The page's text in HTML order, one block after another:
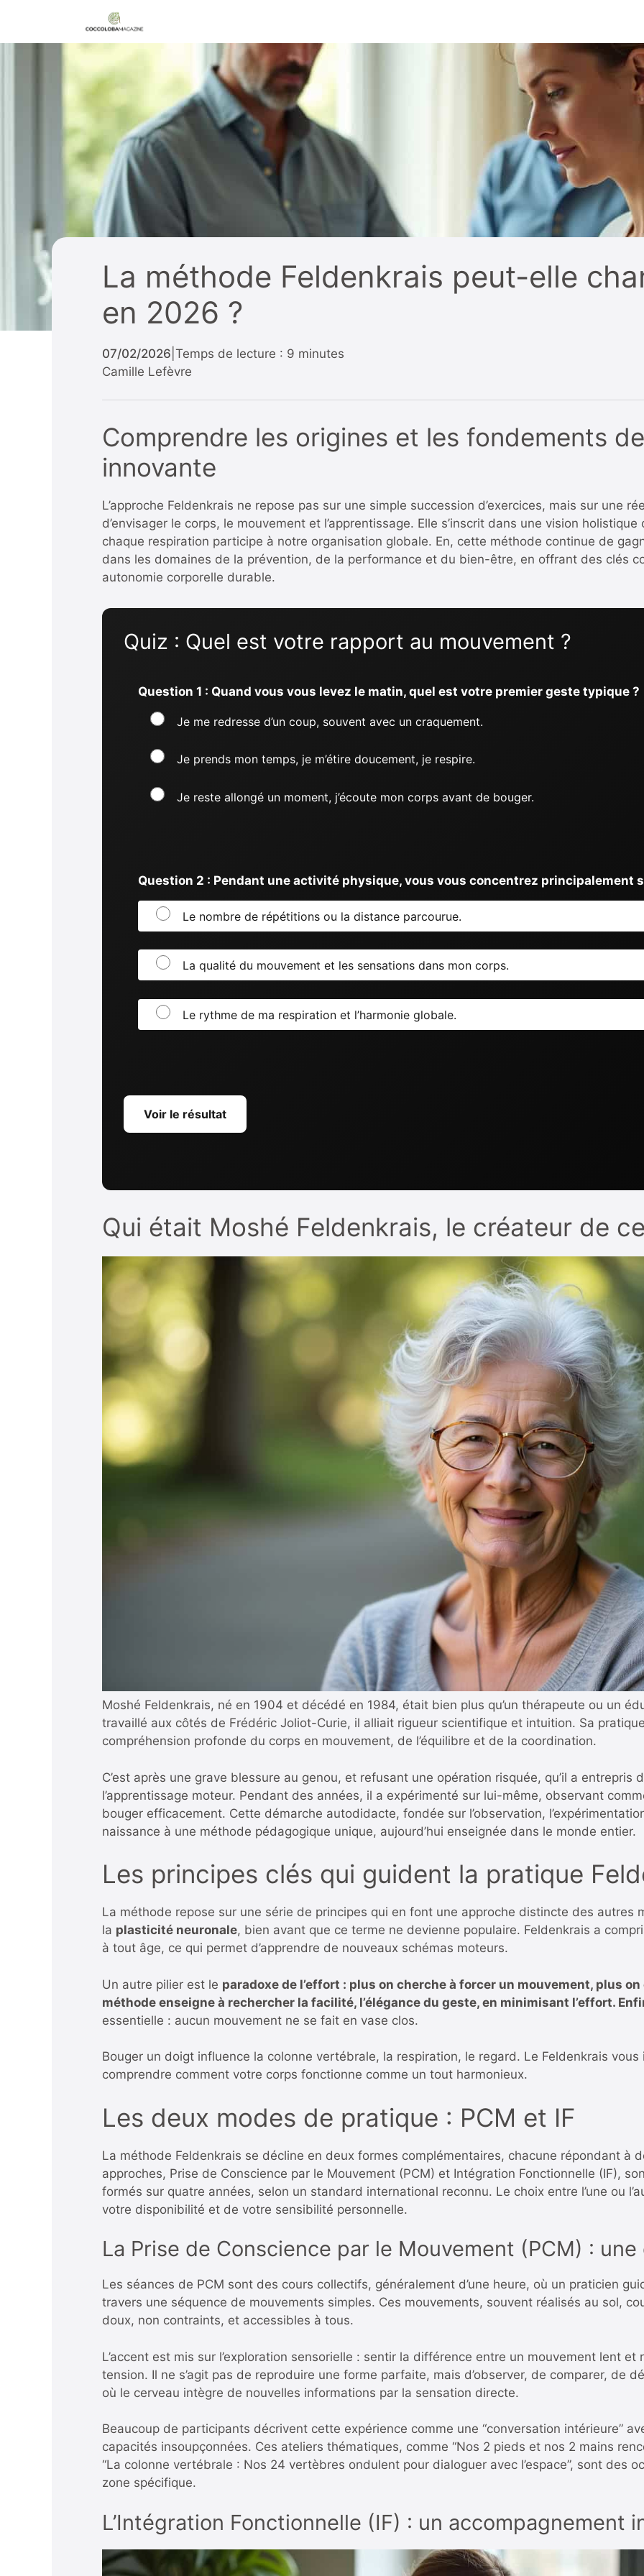
contenu
La méthode Feldenkrais peut-elle
en 2026 ?
07/02/2026 Temps de lecture : 9 minutes
Camille Lefèvre
Comprendre les origines et les fondements
innovante
L’approche Feldenkrais ne repose pas sur une simple succession d’exercices, mais sur une
d’envisager le corps, le mouvement et l’apprentissage. Elle s’inscrit dans une vision
chaque respiration participe à notre organisation globale. En, cette méthode continue de
dans les domaines de la prévention, de la performance et du bien-être, en offrant des clés
autonomie corporelle durable.
Quiz : Quel est votre rapport au mouvement ?
Question 1 : Quand vous vous levez le matin, quel est votre premier geste typique ?
Je me redresse d’un coup, souvent avec un craquement.
Je prends mon temps, je m’étire doucement, je respire.
Je reste allongé un moment, j’écoute mon corps avant de bouger.
Question 2 : Pendant une activité physique, vous vous concentrez principalement
Le nombre de répétitions ou la distance parcourue.
La qualité du mouvement et les sensations dans mon corps.
Le rythme de ma respiration et l’harmonie globale.
Voir le résultat
Qui était Moshé Feldenkrais, le créateur de
Moshé Feldenkrais, né en 1904 et décédé en 1984, était bien plus qu’un thérapeute ou un
travaillé aux côtés de Frédéric Joliot-Curie, il alliait rigueur scientifique et intuition. Sa
compréhension profonde du corps en mouvement, de l’équilibre et de la coordination.
C’est après une grave blessure au genou, et refusant une opération risquée, qu’il a entrepris
l’apprentissage moteur. Pendant des années, il a expérimenté sur lui-même, observant
bouger efficacement. Cette démarche autodidacte, fondée sur l’observation,
naissance à une méthode pédagogique unique, aujourd’hui enseignée dans le monde entier.
Les principes clés qui guident la pratique
La méthode repose sur une série de principes qui en font une approche distincte des autres
la plasticité neuronale, bien avant que ce terme ne devienne populaire. Feldenkrais a
à tout âge, ce qui permet d’apprendre de nouveaux schémas moteurs.
Un autre pilier est le paradoxe de l’effort : plus on cherche à forcer un mouvement, plus
méthode enseigne à rechercher la facilité, l’élégance du geste, en minimisant l’effort.
essentielle : aucun mouvement ne se fait en vase clos.
Bouger un doigt influence la colonne vertébrale, la respiration, le regard. Le Feldenkrais
comprendre comment votre corps fonctionne comme un tout harmonieux.
Les deux modes de pratique : PCM et IF
La méthode Feldenkrais se décline en deux formes complémentaires, chacune répondant à
approches, Prise de Conscience par le Mouvement (PCM) et Intégration Fonctionnelle (IF),
formés sur quatre années, selon un standard international reconnu. Le choix entre l’une ou
votre disponibilité et de votre sensibilité personnelle.
La Prise de Conscience par le Mouvement (PCM) :
Les séances de PCM sont des cours collectifs, généralement d’une heure, où un praticien
travers une séquence de mouvements simples. Ces mouvements, souvent réalisés au sol,
doux, non contraints, et accessibles à tous.
L’accent est mis sur l’exploration sensorielle : sentir la différence entre un mouvement lent
tension. Il ne s’agit pas de reproduire une forme parfaite, mais d’observer, de comparer, de
où le cerveau intègre de nouvelles informations par la sensation directe.
Beaucoup de participants décrivent cette expérience comme une “conversation intérieure”
capacités insoupçonnées. Ces ateliers thématiques, comme “Nos 2 pieds et nos 2 mains
“La colonne vertébrale : Nos 24 vertèbres ondulent pour dialoguer avec l’espace”, sont des
zone spécifique.
L’Intégration Fonctionnelle (IF) : un accompagnement